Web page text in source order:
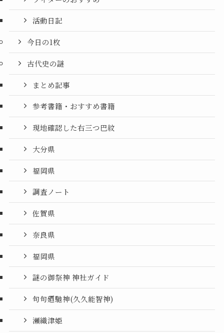
活動日記
今日の1枚
古代史の謎
まとめ記事
参考書籍・おすすめ書籍
現地確認した右三つ巴紋
大分県
福岡県
調査ノート
佐賀県
奈良県
福岡県
謎の御祭神 神社ガイド
句句廼馳神(久久能智神)
瀬織津姫